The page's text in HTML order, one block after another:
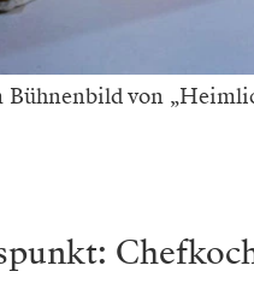
Bühnenbild von